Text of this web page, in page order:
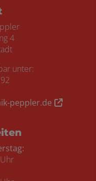
4
unter:
peppler.de